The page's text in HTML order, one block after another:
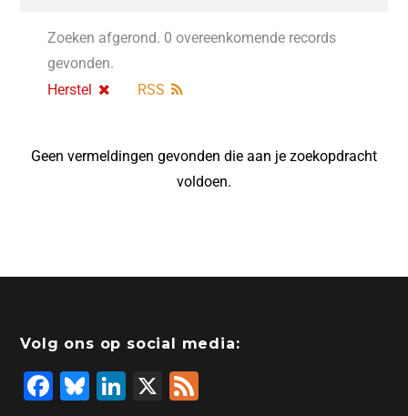
Zoeken afgerond. 0 overeenkomende records
gevonden.
Herstel
RSS
Geen vermeldingen gevonden die aan je zoekopdracht
voldoen.
Volg ons op social media:
F
Bl
Li
X